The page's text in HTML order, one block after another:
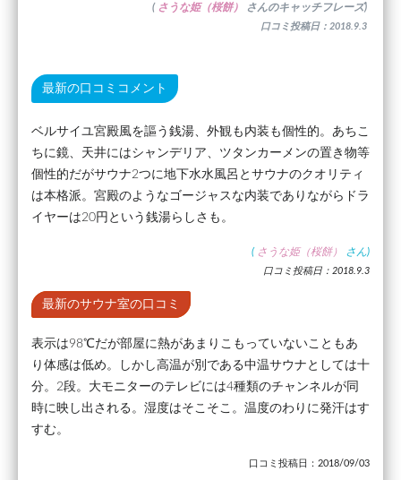
( さうな姫（桜餅） さんのキャッチフレーズ)
口コミ投稿日：2018.9.3
最新の口コミコメント
ベルサイユ宮殿風を謳う銭湯、外観も内装も個性的。あちこ
ちに鏡、天井にはシャンデリア、ツタンカーメンの置き物等
個性的だがサウナ2つに地下水水風呂とサウナのクオリティ
は本格派。宮殿のようなゴージャスな内装でありながらドラ
イヤーは20円という銭湯らしさも。
( さうな姫（桜餅） さん)
口コミ投稿日：2018.9.3
最新のサウナ室の口コミ
表示は98℃だが部屋に熱があまりこもっていないこともあ
り体感は低め。しかし高温が別である中温サウナとしては十
分。2段。大モニターのテレビには4種類のチャンネルが同
時に映し出される。湿度はそこそこ。温度のわりに発汗はす
すむ。
口コミ投稿日：2018/09/03